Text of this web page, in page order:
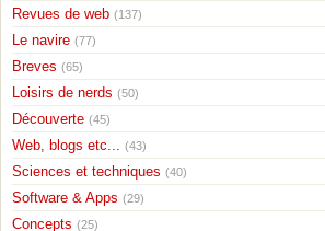
Revues de web (137)
Le navire (77)
Breves (65)
Loisirs de nerds (50)
Découverte (45)
Web, blogs etc... (43)
Sciences et techniques (40)
Software & Apps (29)
Concepts (25)